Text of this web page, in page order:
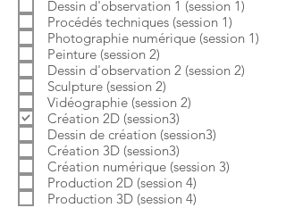
r
e
i
g
a
t
o
i
r
e
Dessin d'observation 1 (session 1)
Procédés techniques (session 1)
Photographie numérique (session 1)
Peinture (session 2)
Dessin d'observation 2 (session 2)
Sculpture (session 2)
Vidéographie (session 2)
Création 2D (session3)
Dessin de création (session3)
Création 3D (session3)
Création numérique (session 3)
Production 2D (session 4)
Production 3D (session 4)